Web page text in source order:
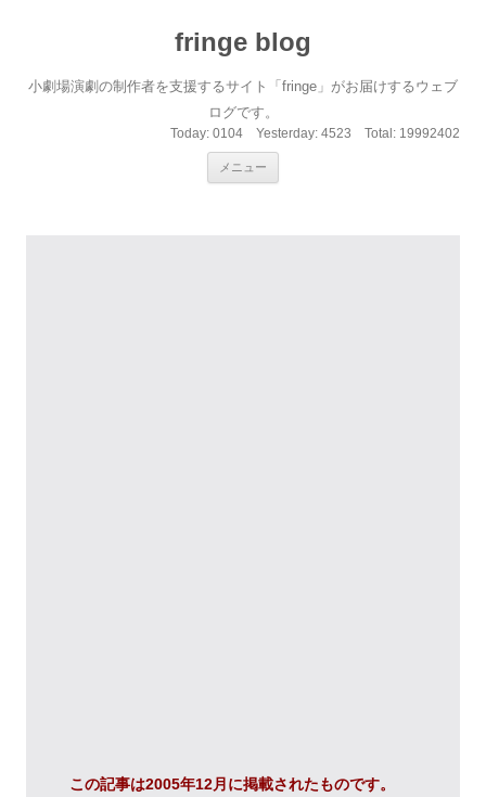
fringe blog
小劇場演劇の制作者を支援するサイト「fringe」がお届けするウェブ
ログです。
Today: 0104 Yesterday: 4523 Total: 19992402
メニュー
この記事は2005年12月に掲載されたものです。